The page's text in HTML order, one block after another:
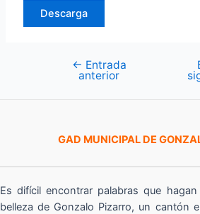
Descarga
Navegación
← Entrada
anterior
GAD MUNICIPAL DE
Es difícil encontrar palabras que
belleza de Gonzalo Pizarro, un cantón